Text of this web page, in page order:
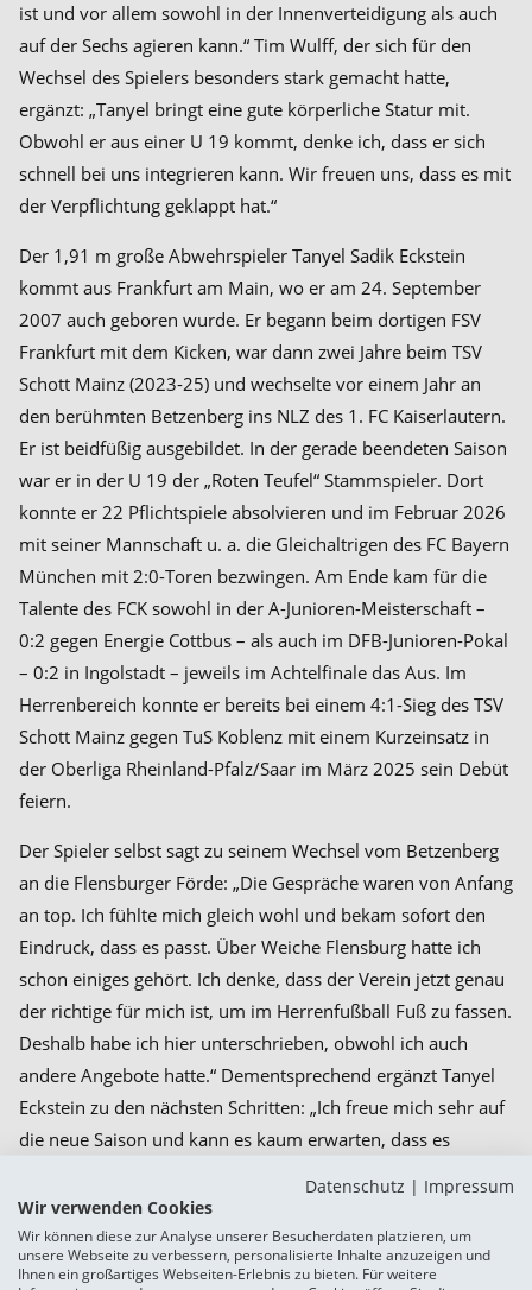
ist und vor allem sowohl in der Innenverteidigung als auch
auf der Sechs agieren kann.“ Tim Wulff, der sich für den
Wechsel des Spielers besonders stark gemacht hatte,
ergänzt: „Tanyel bringt eine gute körperliche Statur mit.
Obwohl er aus einer U 19 kommt, denke ich, dass er sich
schnell bei uns integrieren kann. Wir freuen uns, dass es mit
der Verpflichtung geklappt hat.“
Der 1,91 m große Abwehrspieler Tanyel Sadik Eckstein
kommt aus Frankfurt am Main, wo er am 24. September
2007 auch geboren wurde. Er begann beim dortigen FSV
Frankfurt mit dem Kicken, war dann zwei Jahre beim TSV
Schott Mainz (2023-25) und wechselte vor einem Jahr an
den berühmten Betzenberg ins NLZ des 1. FC Kaiserlautern.
Er ist beidfüßig ausgebildet. In der gerade beendeten Saison
war er in der U 19 der „Roten Teufel“ Stammspieler. Dort
konnte er 22 Pflichtspiele absolvieren und im Februar 2026
mit seiner Mannschaft u. a. die Gleichaltrigen des FC Bayern
München mit 2:0-Toren bezwingen. Am Ende kam für die
Talente des FCK sowohl in der A-Junioren-Meisterschaft –
0:2 gegen Energie Cottbus – als auch im DFB-Junioren-Pokal
– 0:2 in Ingolstadt – jeweils im Achtelfinale das Aus. Im
Herrenbereich konnte er bereits bei einem 4:1-Sieg des TSV
Schott Mainz gegen TuS Koblenz mit einem Kurzeinsatz in
der Oberliga Rheinland-Pfalz/Saar im März 2025 sein Debüt
feiern.
Der Spieler selbst sagt zu seinem Wechsel vom Betzenberg
an die Flensburger Förde: „Die Gespräche waren von Anfang
an top. Ich fühlte mich gleich wohl und bekam sofort den
Eindruck, dass es passt. Über Weiche Flensburg hatte ich
schon einiges gehört. Ich denke, dass der Verein jetzt genau
der richtige für mich ist, um im Herrenfußball Fuß zu fassen.
Deshalb habe ich hier unterschrieben, obwohl ich auch
andere Angebote hatte.“ Dementsprechend ergänzt Tanyel
Eckstein zu den nächsten Schritten: „Ich freue mich sehr auf
die neue Saison und kann es kaum erwarten, dass es
sammeln und mich weiterentwickeln.“
Der SC Weiche Flensburg 08 freut sich sehr, dass sich mit
Tanyel Eckstein ein weiteres Talent entschieden hat, die
Datenschutz | Impressum
Wir verwenden Cookies
Wir können diese zur Analyse unserer Besucherdaten platzieren, um
unsere Webseite zu verbessern, personalisierte Inhalte anzuzeigen und
Ihnen ein großartiges Webseiten-Erlebnis zu bieten. Für weitere